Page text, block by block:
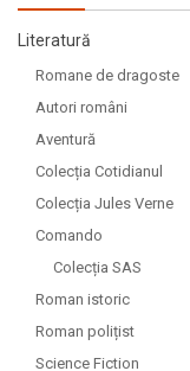
Literatură
Romane de dragoste
Autori români
Aventură
Colecția Cotidianul
Colecția Jules Verne
Comando
Colecția SAS
Roman istoric
Roman polițist
Science Fiction